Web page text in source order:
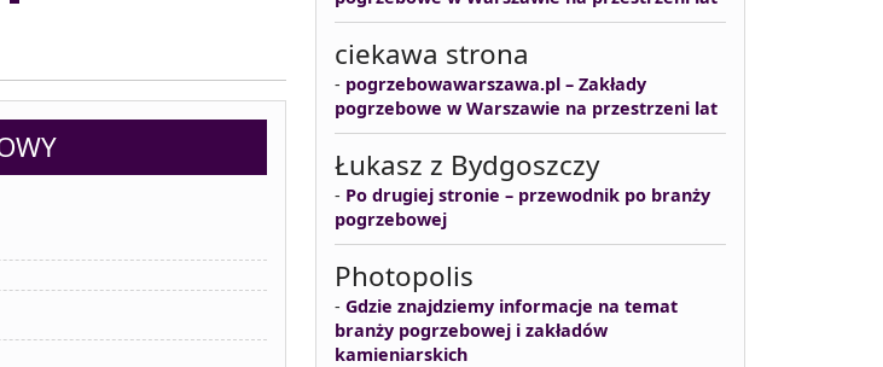
ciekawa strona
- pogrzebowawarszawa.pl – Zakłady
pogrzebowe w Warszawie na przestrzeni lat
Łukasz z Bydgoszczy
- Po drugiej stronie – przewodnik po branży
pogrzebowej
Photopolis
- Gdzie znajdziemy informacje na temat
branży pogrzebowej i zakładów
kamieniarskich